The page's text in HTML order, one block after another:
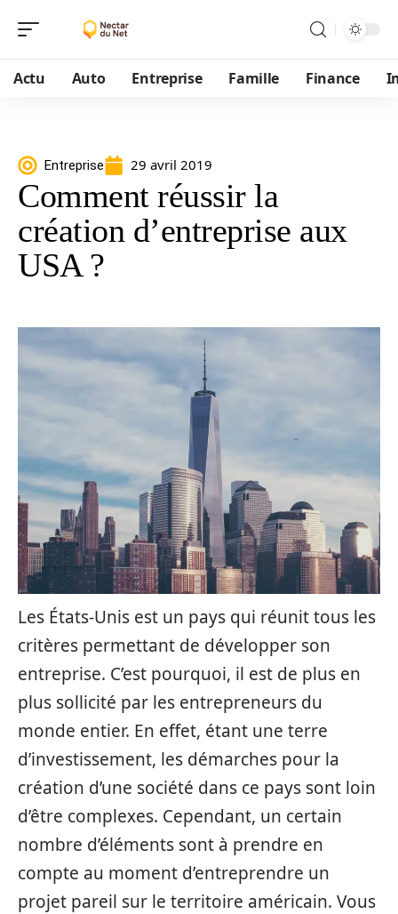
Actu Auto Entreprise Famille Finance
Entreprise 29 avril 2019
Comment réussir la
création d’entreprise aux
USA ?
Les États-Unis est un pays qui réunit tous les
critères permettant de développer son
entreprise. C’est pourquoi, il est de plus en
plus sollicité par les entrepreneurs du
monde entier. En effet, étant une terre
d’investissement, les démarches pour la
création d’une société dans ce pays sont loin
d’être complexes. Cependant, un certain
nombre d’éléments sont à prendre en
compte au moment d’entreprendre un
projet pareil sur le territoire américain. Vous